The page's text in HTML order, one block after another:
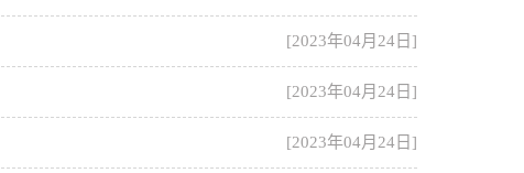
[2023年04月24日]
[2023年04月24日]
[2023年04月24日]